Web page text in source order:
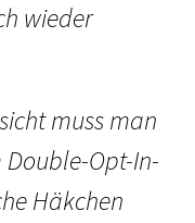
wieder
muss man
Opt-In-
Häkchen